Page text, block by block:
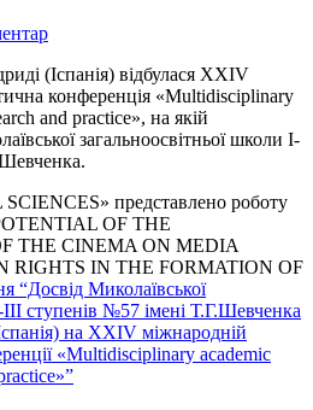
(Іспанія) відбулася XXIV
конференція «Multidisciplinary
and practice», на якій
загальноосвітньої школи І-
представлено роботу
OF THE
THE CINEMA ON MEDIA
RIGHTS IN THE FORMATION OF
“Досвід Миколаївської
ступенів №57 імені Т.Г.Шевченка
на XXIV міжнародній
«Multidisciplinary academic